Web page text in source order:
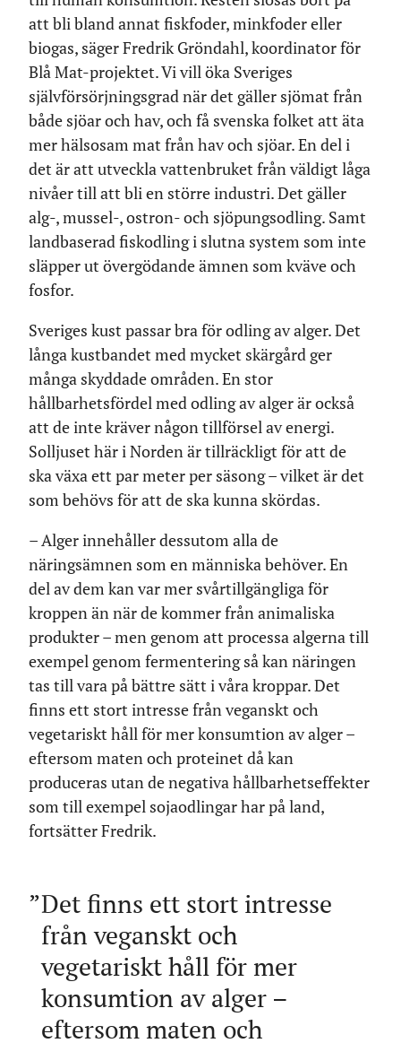
att bli bland annat fiskfoder, minkfoder eller
biogas, säger Fredrik Gröndahl, koordinator för
Blå Mat-projektet. Vi vill öka Sveriges
självförsörjningsgrad när det gäller sjömat från
både sjöar och hav, och få svenska folket att äta
mer hälsosam mat från hav och sjöar. En del i
det är att utveckla vattenbruket från väldigt låga
nivåer till att bli en större industri. Det gäller
alg-, mussel-, ostron- och sjöpungsodling. Samt
landbaserad fiskodling i slutna system som inte
släpper ut övergödande ämnen som kväve och
fosfor.
Sveriges kust passar bra för odling av alger. Det
långa kustbandet med mycket skärgård ger
många skyddade områden. En stor
hållbarhetsfördel med odling av alger är också
att de inte kräver någon tillförsel av energi.
Solljuset här i Norden är tillräckligt för att de
ska växa ett par meter per säsong – vilket är det
som behövs för att de ska kunna skördas.
– Alger innehåller dessutom alla de
näringsämnen som en människa behöver. En
del av dem kan var mer svårtillgängliga för
kroppen än när de kommer från animaliska
produkter – men genom att processa algerna till
exempel genom fermentering så kan näringen
tas till vara på bättre sätt i våra kroppar. Det
finns ett stort intresse från veganskt och
vegetariskt håll för mer konsumtion av alger –
eftersom maten och proteinet då kan
produceras utan de negativa hållbarhetseffekter
som till exempel sojaodlingar har på land,
fortsätter Fredrik.
Det finns ett stort intresse
från veganskt och
vegetariskt håll för mer
konsumtion av alger –
eftersom maten och